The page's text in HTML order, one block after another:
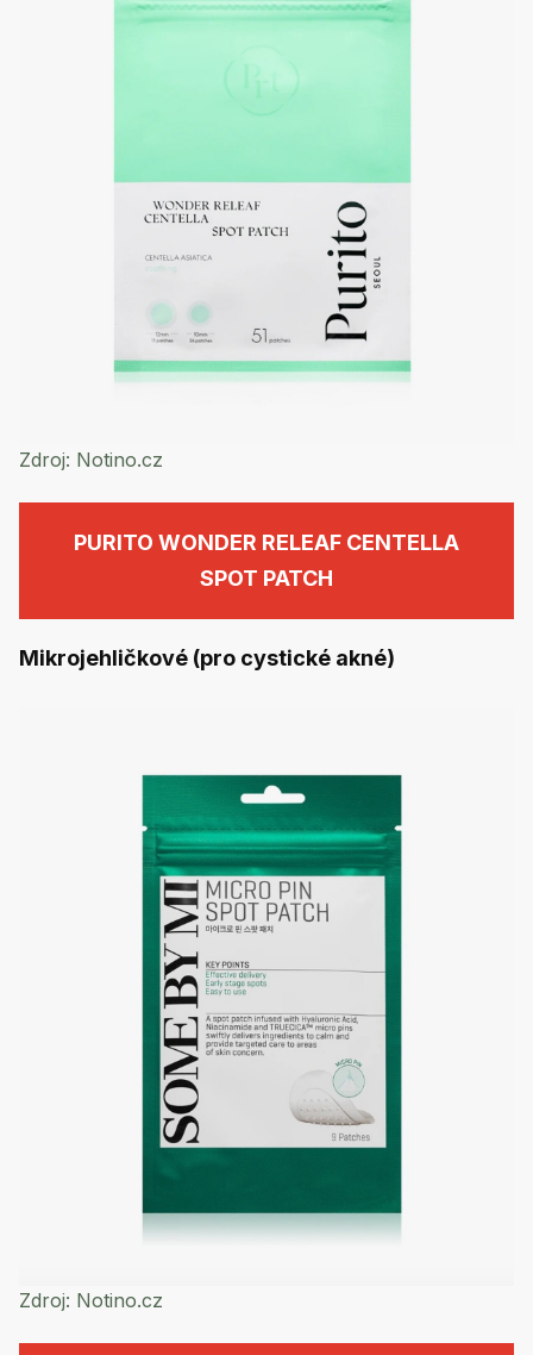
Zdroj: Notino.cz
PURITO WONDER RELEAF CENTELLA
SPOT PATCH
Mikrojehličkové (pro cystické akné)
Zdroj: Notino.cz